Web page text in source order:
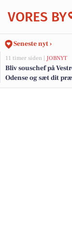
VORES BY
Seneste nyt ›
11 timer siden | JOBNYT
Bliv souschef på
Odense og sæt dit